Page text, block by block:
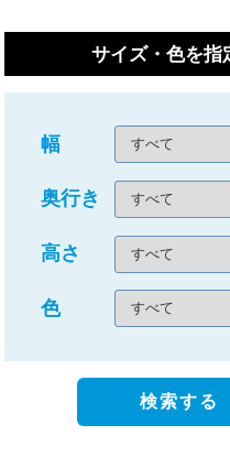
サイズ・色を指
幅
奥行き
高さ
色
検索する